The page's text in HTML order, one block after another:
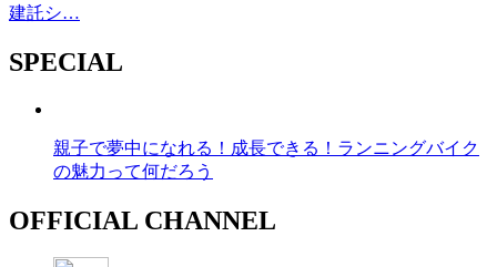
建託シ…
SPECIAL
親子で夢中になれる！成長できる！ランニングバイク
の魅力って何だろう
OFFICIAL CHANNEL